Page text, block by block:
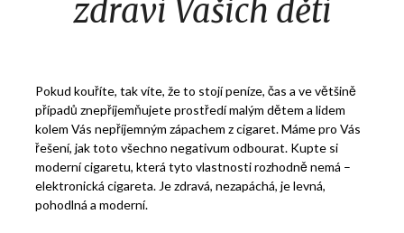
zdraví Vašich dětí
Pokud kouříte, tak víte, že to stojí peníze, čas a ve většině
případů znepříjemňujete prostředí malým dětem a lidem
kolem Vás nepříjemným zápachem z cigaret. Máme pro Vás
řešení, jak toto všechno negativum odbourat. Kupte si
moderní cigaretu, která tyto vlastnosti rozhodně nemá –
elektronická cigareta. Je zdravá, nezapáchá, je levná,
pohodlná a moderní.